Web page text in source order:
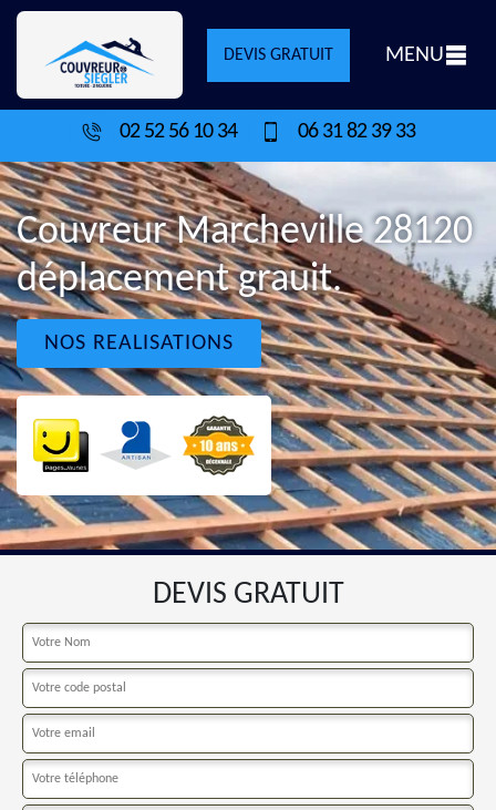
DEVIS GRATUIT MENU
02 52 56 10 34 06 31 82 39 33
Couvreur Marcheville 28120
déplacement grauit.
NOS REALISATIONS
DEVIS GRATUIT